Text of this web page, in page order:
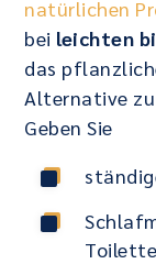
natürlichen
bei leichten
das
Alternative
Geben Sie